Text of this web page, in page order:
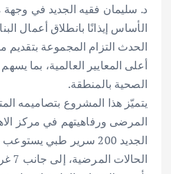
د. سليمان فقيه الجديد في
الأساس إيذانًا بانطلاق أعمال
الحدث التزام المجموعة
أعلى المعايير العالمية، بما
الصحية بالمنطقة.
يتميّز هذا المشروع بتصاميمه
المرضى ورفاهيتهم في مركز
الجديد 200 سرير طبي